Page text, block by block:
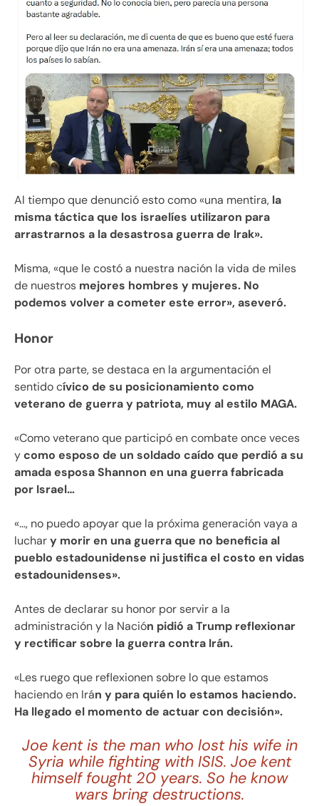
Al tiempo que denunció esto como «una mentira, la
misma táctica que los israelíes utilizaron para
arrastrarnos a la desastrosa guerra de Irak».
Misma, «que le costó a nuestra nación la vida de miles
de nuestros mejores hombres y mujeres. No
podemos volver a cometer este error», aseveró.
Honor
Por otra parte, se destaca en la argumentación el
sentido cívico de su posicionamiento como
veterano de guerra y patriota, muy al estilo MAGA.
«Como veterano que participó en combate once veces
ycomo esposo de un soldado caído que perdió a su
amada esposa Shannon en una guerra fabricada
por Israel…
«…, no puedo apoyar que la próxima generación vaya a
luchary morir en una guerra que no beneficia al
pueblo estadounidense ni justifica el costo en vidas
estadounidenses».
Antes de declarar su honor por servir a la
administración y la Nación pidió a Trump reflexionar
y rectificar sobre la guerra contra Irán.
«Les ruego que reflexionen sobre lo que estamos
haciendo en Irán y para quién lo estamos haciendo.
Ha llegado el momento de actuar con decisión».
Joe kent is the man who lost his wife in
Syria while fighting with ISIS. Joe kent
himself fought 20 years. So he know
wars bring destructions.